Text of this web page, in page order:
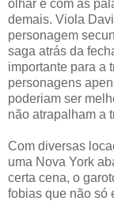
olhar e com as
demais. Viola
personagem
saga atrás da
importante para a
personagens
poderiam ser
não atrapalham a
Com diversas
uma Nova York
certa cena, o
fobias que não só